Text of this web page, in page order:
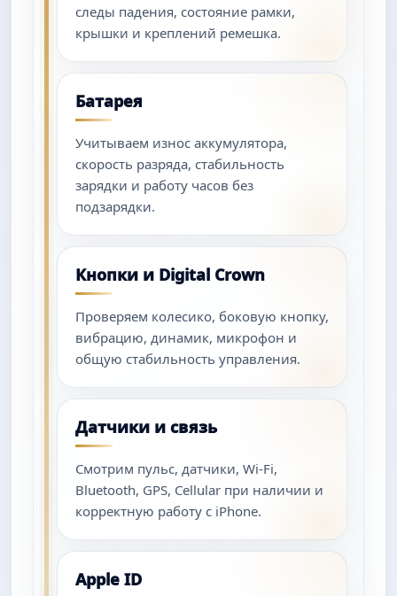
следы падения, состояние рамки,
крышки и креплений ремешка.
Батарея
Учитываем износ аккумулятора,
скорость разряда, стабильность
зарядки и работу часов без
подзарядки.
Кнопки и Digital Crown
Проверяем колесико, боковую кнопку,
вибрацию, динамик, микрофон и
общую стабильность управления.
Датчики и связь
Смотрим пульс, датчики, Wi-Fi,
Bluetooth, GPS, Cellular при наличии и
корректную работу с iPhone.
Apple ID